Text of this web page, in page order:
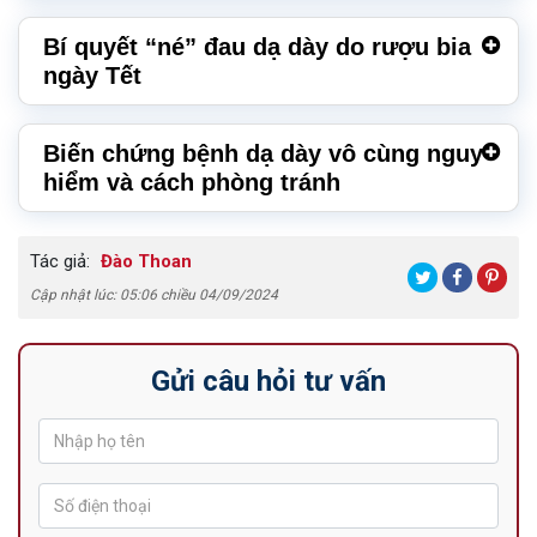
Bí quyết “né” đau dạ dày do rượu bia
ngày Tết
Biến chứng bệnh dạ dày vô cùng nguy
hiểm và cách phòng tránh
Tác giả: Đào Thoan
Cập nhật lúc: 05:06 chiều 04/09/2024
Gửi câu hỏi tư vấn